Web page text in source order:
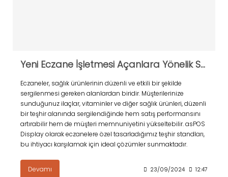
Yeni Eczane İşletmesi Açanlara Yönelik Stand Önerileri
Eczaneler, sağlık ürünlerinin düzenli ve etkili bir şekilde
sergilenmesi gereken alanlardan biridir. Müşterilerinize
sunduğunuz ilaçlar, vitaminler ve diğer sağlık ürünleri, düzenli
bir teşhir alanında sergilendiğinde hem satış performansını
artırabilir hem de müşteri memnuniyetini yükseltebilir. asPOS
Display olarak eczanelere özel tasarladığımız teşhir standları,
bu ihtiyacı karşılamak için ideal çözümler sunmaktadır.
Devamı 23/09/2024 12:47